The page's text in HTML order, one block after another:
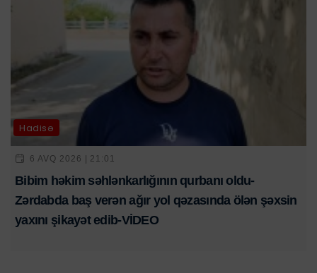
Hadisə
6 AVQ 2026 | 21:01
Bibim həkim səhlənkarlığının qurbanı oldu-
Zərdabda baş verən ağır yol qəzasında ölən şəxsin
yaxını şikayət edib-VİDEO